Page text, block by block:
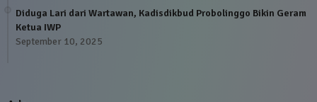
Diduga Lari dari Wartawan, Kadisdikbud Probolinggo Bikin Geram
Ketua IWP
September 10, 2025